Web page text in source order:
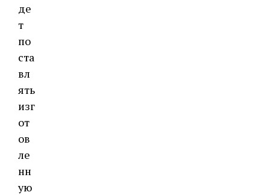
де
т
по
ста
вл
ять
изг
от
ов
ле
нн
ую